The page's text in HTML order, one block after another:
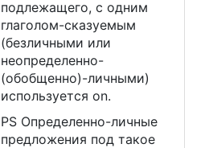
подлежащего, с одним
глаголом-сказуемым
(безличными или
неопределенно-
(обобщенно)-личными)
используется on.
PS Определенно-личные
предложения под такое